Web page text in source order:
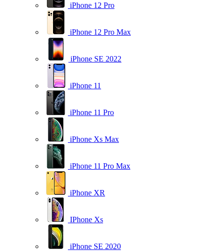
iPhone 12 Pro
iPhone 12 Pro Max
iPhone SE 2022
iPhone 11
iPhone 11 Pro
iPhone Xs Max
iPhone 11 Pro Max
iPhone XR
IPhone Xs
iPhone SE 2020